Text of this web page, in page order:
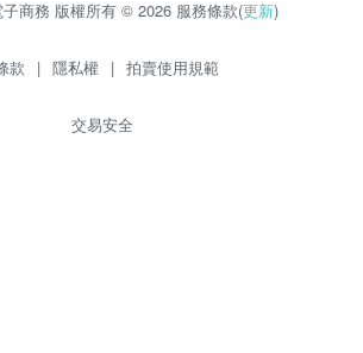
子商務 版權所有 © 2026 服務條款(更新)
款 | 隱私權 | 拍賣使用規範
交易安全